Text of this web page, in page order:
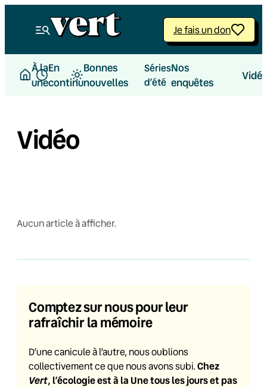
Je fais un don
À la
une
En
continu
Bonnes
nouvelles
Séries
d’été
Nos
enquêtes
Vidéo
Aucun article à afficher.
Comptez sur nous pour leur
rafraîchir la mémoire
D’une canicule à l’autre, nous oublions
collectivement ce que nous avons subi.Chez
Vert, l’écologie est à la Une tous les jours et pas